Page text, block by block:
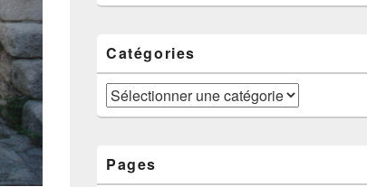
Catégories
Catégories
Pages